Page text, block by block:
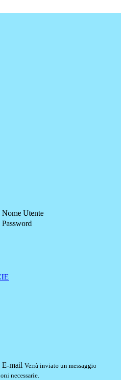
Nome Utente
Password
E-mail Verrà inviato un messaggio
necessarie.